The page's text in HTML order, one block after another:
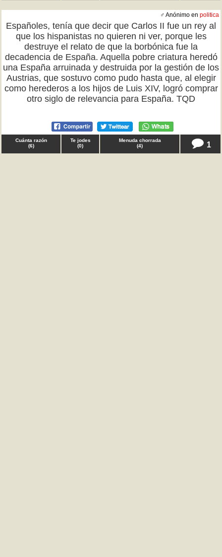
♂ Anónimo en politica
Españoles, tenía que decir que Carlos II fue un rey al
que los hispanistas no quieren ni ver, porque les
destruye el relato de que la borbónica fue la
decadencia de España. Aquella pobre criatura heredó
una España arruinada y destruida por la gestión de los
Austrias, que sostuvo como pudo hasta que, al elegir
como herederos a los hijos de Luis XIV, logró comprar
otro siglo de relevancia para España. TQD
Cuánta razón
(6)
Te jodes
(0)
Menuda chorrada
(4) 1